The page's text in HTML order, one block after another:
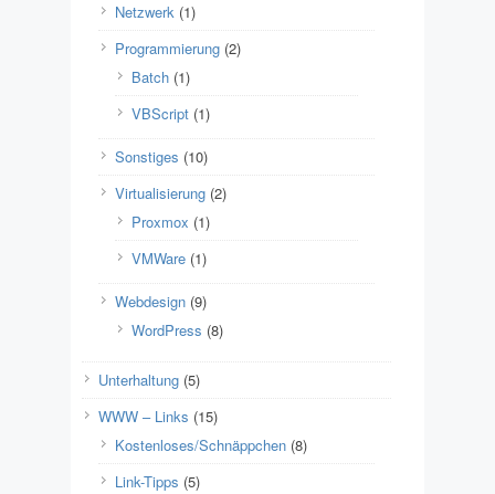
Netzwerk (1)
Programmierung (2)
Batch (1)
VBScript (1)
Sonstiges (10)
Virtualisierung (2)
Proxmox (1)
VMWare (1)
Webdesign (9)
WordPress (8)
Unterhaltung (5)
WWW – Links (15)
Kostenloses/Schnäppchen (8)
Link-Tipps (5)